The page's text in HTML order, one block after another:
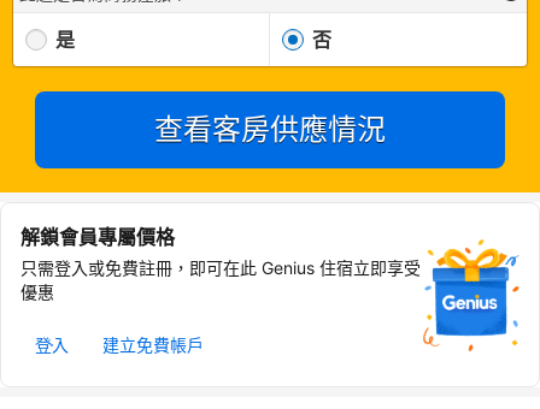
是 否
查看客房供應情況
解鎖會員專屬價格
只需登入或免費註冊，即可在此 Genius 住宿立即享受
優惠
登入 建立免費帳戶